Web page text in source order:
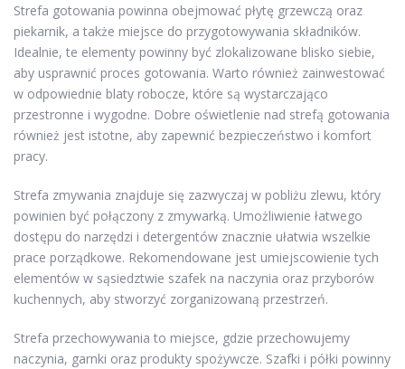
Strefa gotowania powinna obejmować płytę grzewczą oraz
piekarnik, a także miejsce do przygotowywania składników.
Idealnie, te elementy powinny być zlokalizowane blisko siebie,
aby usprawnić proces gotowania. Warto również zainwestować
w odpowiednie blaty robocze, które są wystarczająco
przestronne i wygodne. Dobre oświetlenie nad strefą gotowania
również jest istotne, aby zapewnić bezpieczeństwo i komfort
pracy.
Strefa zmywania znajduje się zazwyczaj w pobliżu zlewu, który
powinien być połączony z zmywarką. Umożliwienie łatwego
dostępu do narzędzi i detergentów znacznie ułatwia wszelkie
prace porządkowe. Rekomendowane jest umiejscowienie tych
elementów w sąsiedztwie szafek na naczynia oraz przyborów
kuchennych, aby stworzyć zorganizowaną przestrzeń.
Strefa przechowywania to miejsce, gdzie przechowujemy
naczynia, garnki oraz produkty spożywcze. Szafki i półki powinny